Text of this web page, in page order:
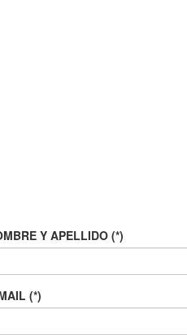
Y APELLIDO (*)
(*)